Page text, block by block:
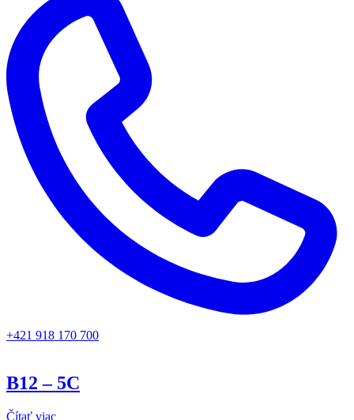
+421 918 170 700
B12 – 5C
Čítať viac